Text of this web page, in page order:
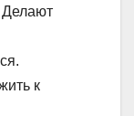
Делают
к